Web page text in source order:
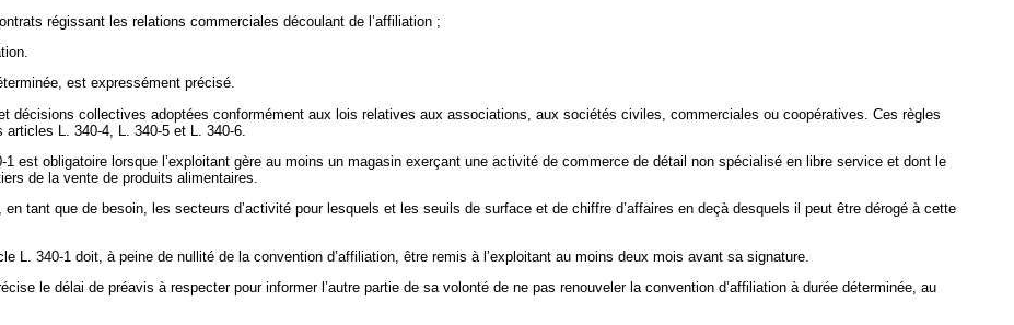
régissant les relations commerciales découlant de l’affiliation ;
est expressément précisé.
décisions collectives adoptées conformément aux lois relatives aux associations, aux sociétés civiles, commerciales ou coopératives. Ces règles
L. 340-4, L. 340-5 et L. 340-6.
1 est obligatoire lorsque l’exploitant gère au moins un magasin exerçant une activité de commerce de détail non spécialisé en libre service et dont le
de la vente de produits alimentaires.
tant que de besoin, les secteurs d’activité pour lesquels et les seuils de surface et de chiffre d’affaires en deçà desquels il peut être dérogé à cette
L. 340-1 doit, à peine de nullité de la convention d’affiliation, être remis à l’exploitant au moins deux mois avant sa signature.
le délai de préavis à respecter pour informer l’autre partie de sa volonté de ne pas renouveler la convention d’affiliation à durée déterminée, au